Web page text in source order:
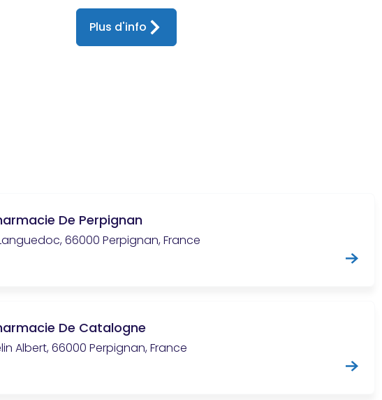
Plus d'info
De Perpignan
66000 Perpignan, France
De Catalogne
Albert, 66000 Perpignan, France